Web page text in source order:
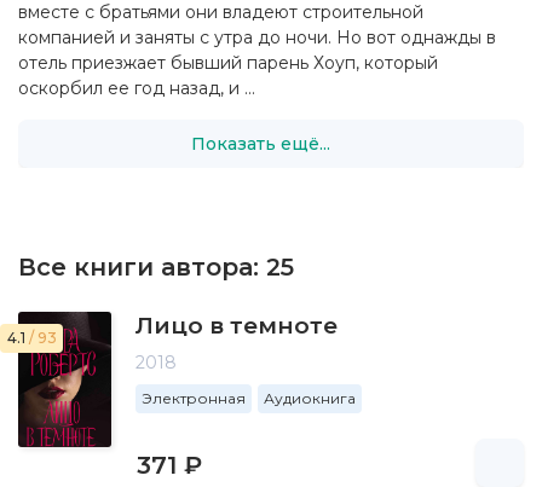
вместе с братьями они владеют строительной
компанией и заняты с утра до ночи. Но вот однажды в
отель приезжает бывший парень Хоуп, который
оскорбил ее год назад, и ...
Показать ещё...
Все книги автора: 25
4.1 / 93 Лицо в темноте
2018
Электронная Аудиокнига
371 ₽